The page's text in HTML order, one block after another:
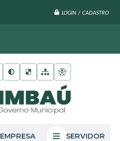
LOGIN / CADASTRO
EMPRESA SERVIDOR